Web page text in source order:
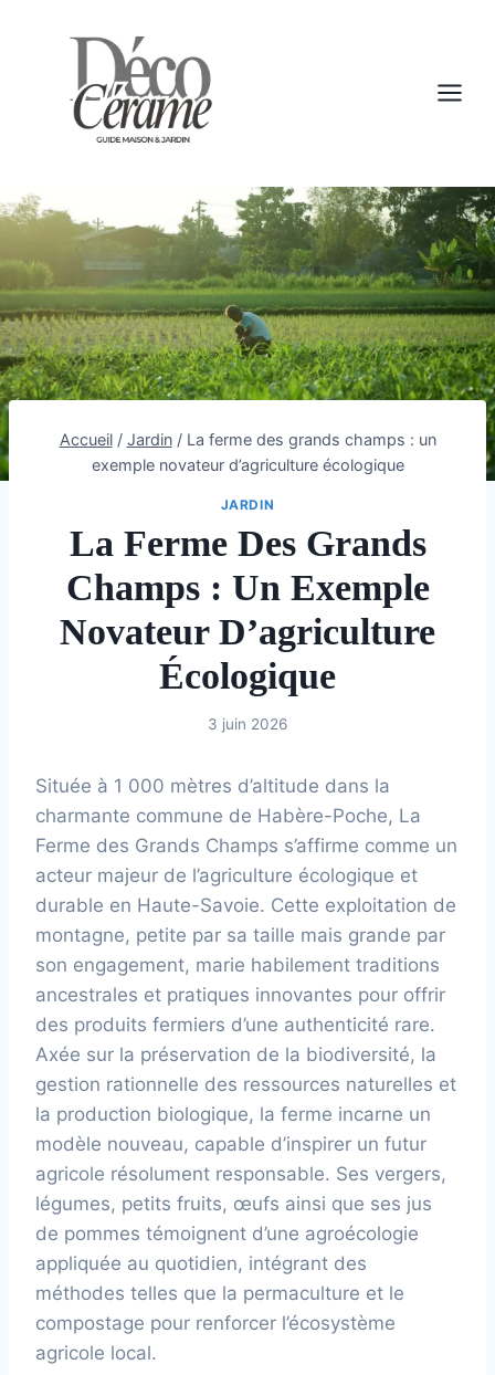
Accueil / Jardin / La ferme des grands champs : un
exemple novateur d’agriculture écologique
JARDIN
La Ferme Des Grands
Champs : Un Exemple
Novateur D’agriculture
Écologique
3 juin 2026
Située à 1 000 mètres d’altitude dans la
charmante commune de Habère-Poche, La
Ferme des Grands Champs s’affirme comme un
acteur majeur de l’agriculture écologique et
durable en Haute-Savoie. Cette exploitation de
montagne, petite par sa taille mais grande par
son engagement, marie habilement traditions
ancestrales et pratiques innovantes pour offrir
des produits fermiers d’une authenticité rare.
Axée sur la préservation de la biodiversité, la
gestion rationnelle des ressources naturelles et
la production biologique, la ferme incarne un
modèle nouveau, capable d’inspirer un futur
agricole résolument responsable. Ses vergers,
légumes, petits fruits, œufs ainsi que ses jus
de pommes témoignent d’une agroécologie
appliquée au quotidien, intégrant des
méthodes telles que la permaculture et le
compostage pour renforcer l’écosystème
agricole local.